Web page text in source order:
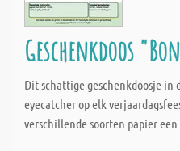
Geschenkdoos
Dit schattige geschenkdoosje in
eyecatcher op elk
verschillende soorten papier